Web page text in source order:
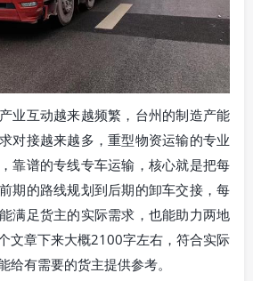
业互动越来越频繁，台州的制造产能
对接越来越多，重型物资运输的专业
靠谱的专线专车运输，核心就是把每
期的路线规划到后期的卸车交接，每
满足货主的实际需求，也能助力两地
文章下来大概2100字左右，符合实际
给有需要的货主提供参考。